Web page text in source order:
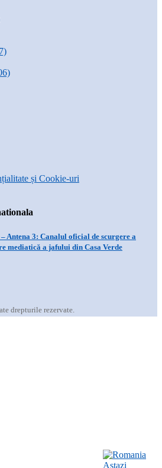
și Cookie-uri
Antena 3: Canalul oficial de scurgere a
mediatică a jafului din Casa Verde
drepturile rezervate.